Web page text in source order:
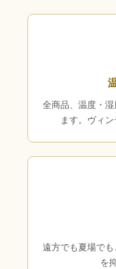
全商品、温度・
ます。ヴィ
遠方でも夏場で
を